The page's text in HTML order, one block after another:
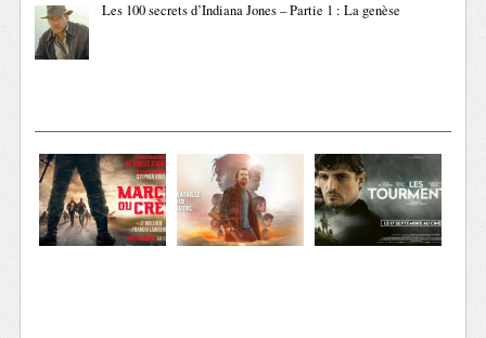
Les 100 secrets d’Indiana Jones – Partie 1 : La genèse